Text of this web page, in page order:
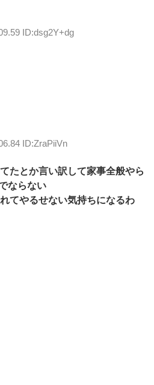
ID:dsg2Y+dg
ID:ZraPiiVn
たとか言い訳して家事全般やら
ならない
てやるせない気持ちになるわ